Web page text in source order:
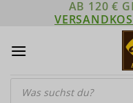
AB 120 €
Products
search